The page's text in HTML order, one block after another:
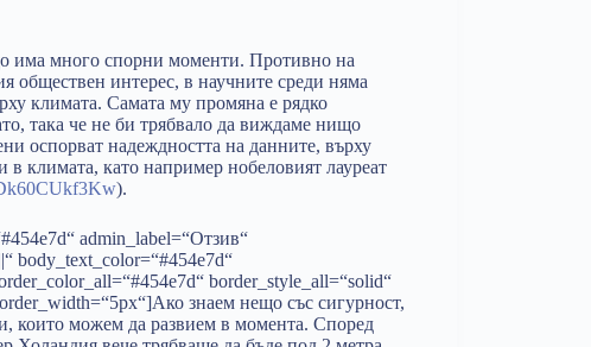
има много спорни моменти. Противно на
обществен интерес, в научните среди няма
климата. Самата му промяна е рядко
така че не би трябвало да виждаме нищо
оспорват надеждността на данните, върху
в климата, като например нобеловият лауреат
).
admin_label=“Отзив“
body_text_color=“#454e7d“
border_style_all=“solid“
знаем нещо със сигурност,
които можем да развием в момента. Според